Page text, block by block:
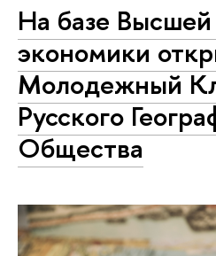
На базе
экономики
Молодежный
Русского
Общества